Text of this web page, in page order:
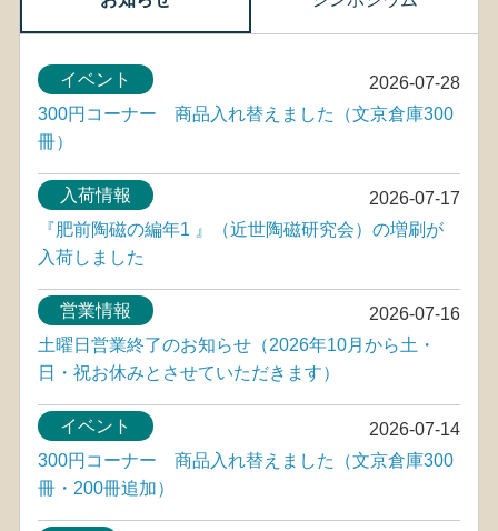
2026-07-28
イベント
300円コーナー 商品入れ替えました（文京倉庫300
冊）
2026-07-17
入荷情報
『肥前陶磁の編年1 』（近世陶磁研究会）の増刷が
入荷しました
2026-07-16
営業情報
土曜日営業終了のお知らせ（2026年10月から土・
日・祝お休みとさせていただきます）
2026-07-14
イベント
300円コーナー 商品入れ替えました（文京倉庫300
冊・200冊追加）